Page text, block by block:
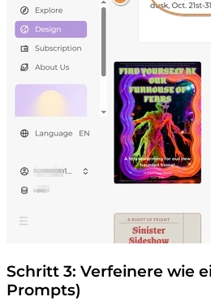
Schritt 3: Verfeinere wie
Prompts)